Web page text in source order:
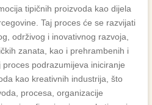
tipičnih proizvoda kao dijela
Taj proces će se razvijati
održivog i inovativnog razvoja,
zanata, kao i prehrambenih i
podrazumijeva iniciranje
kao kreativnih industrija, što
procesa, organizacije